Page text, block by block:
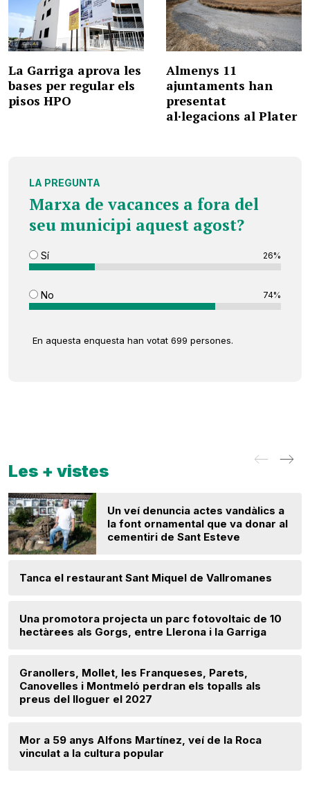
La Garriga aprova les
bases per regular els
pisos HPO
Almenys 11
ajuntaments han
presentat
al·legacions al Plater
LA PREGUNTA
Marxa de vacances a fora del
seu municipi aquest agost?
Sí 26%
No 74%
En aquesta enquesta han votat 699 persones.
Les + vistes
Un veí denuncia actes vandàlics a
la font ornamental que va donar al
cementiri de Sant Esteve
Tanca el restaurant Sant Miquel de Vallromanes
Una promotora projecta un parc fotovoltaic de 10
hectàrees als Gorgs, entre Llerona i la Garriga
Granollers, Mollet, les Franqueses, Parets,
Canovelles i Montmeló perdran els topalls als
preus del lloguer el 2027
Mor a 59 anys Alfons Martínez, veí de la Roca
vinculat a la cultura popular